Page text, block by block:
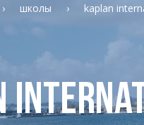
школы kaplan